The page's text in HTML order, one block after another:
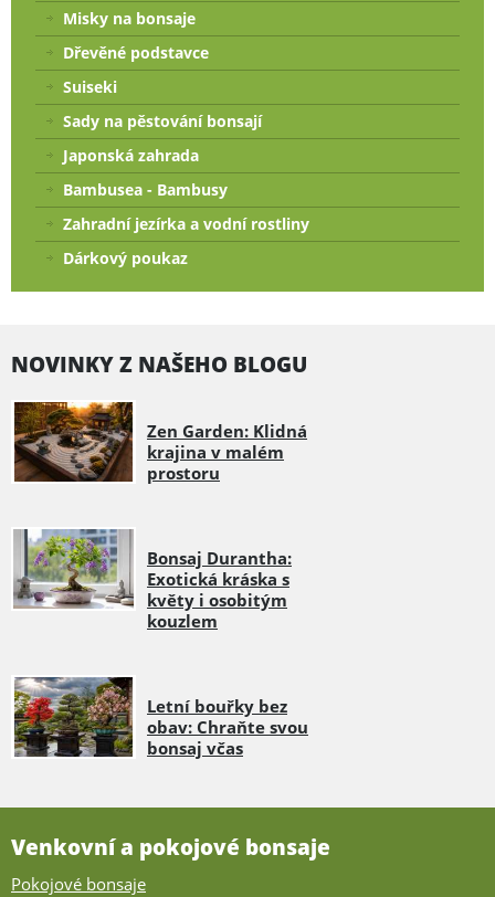
Misky na bonsaje
Dřevěné podstavce
Suiseki
Sady na pěstování bonsají
Japonská zahrada
Bambusea - Bambusy
Zahradní jezírka a vodní rostliny
Dárkový poukaz
NOVINKY Z NAŠEHO BLOGU
Zen Garden: Klidná
krajina v malém
prostoru
Bonsaj Durantha:
Exotická kráska s
květy i osobitým
kouzlem
Letní bouřky bez
obav: Chraňte svou
bonsaj včas
Venkovní a pokojové bonsaje
Pokojové bonsaje